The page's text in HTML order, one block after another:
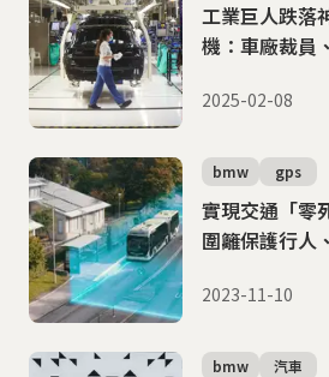
工業巨人跌落
機：車廠裁員
2025-02-08
實現交通「
圍籬保護行人
bmw gps
2023-11-10
bmw 汽車